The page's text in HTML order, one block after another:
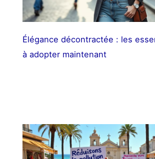
Élégance décontractée : les
à adopter maintenant